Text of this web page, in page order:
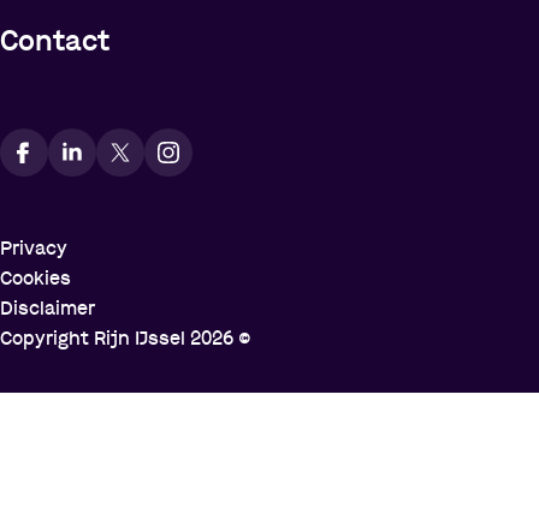
Contact
Vindt ons op social media
Privacy
Cookies
Disclaimer
Copyright Rijn IJssel 2026 ©